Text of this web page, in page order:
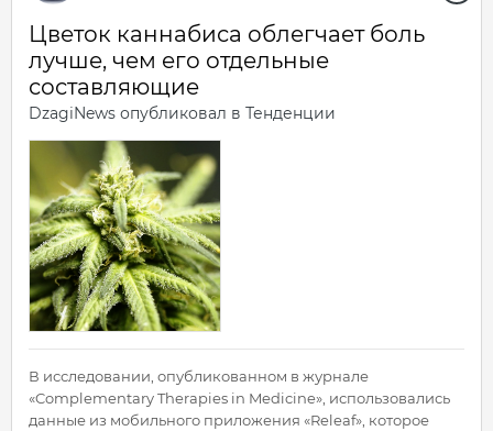
Цветок каннабиса облегчает боль
лучше, чем его отдельные
составляющие
DzagiNews опубликовал в Тенденции
В исследовании, опубликованном в журнале
«Complementary Therapies in Medicine», использовались
данные из мобильного приложения «Releaf», которое